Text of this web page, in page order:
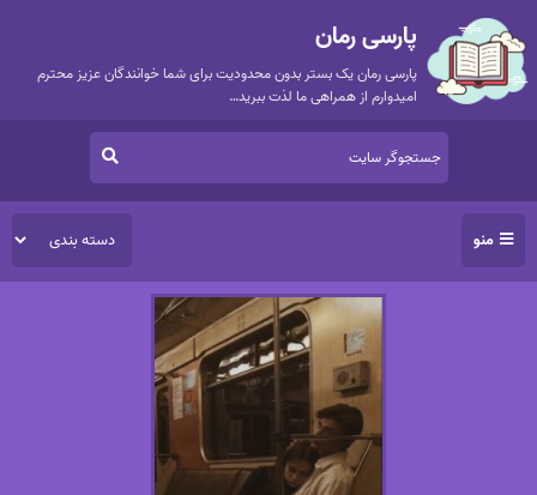
پارسی رمان
پارسی رمان یک بستر بدون محدودیت برای شما خوانندگان عزیز محترم
امیدوارم از همراهی ما لذت ببرید…
منو